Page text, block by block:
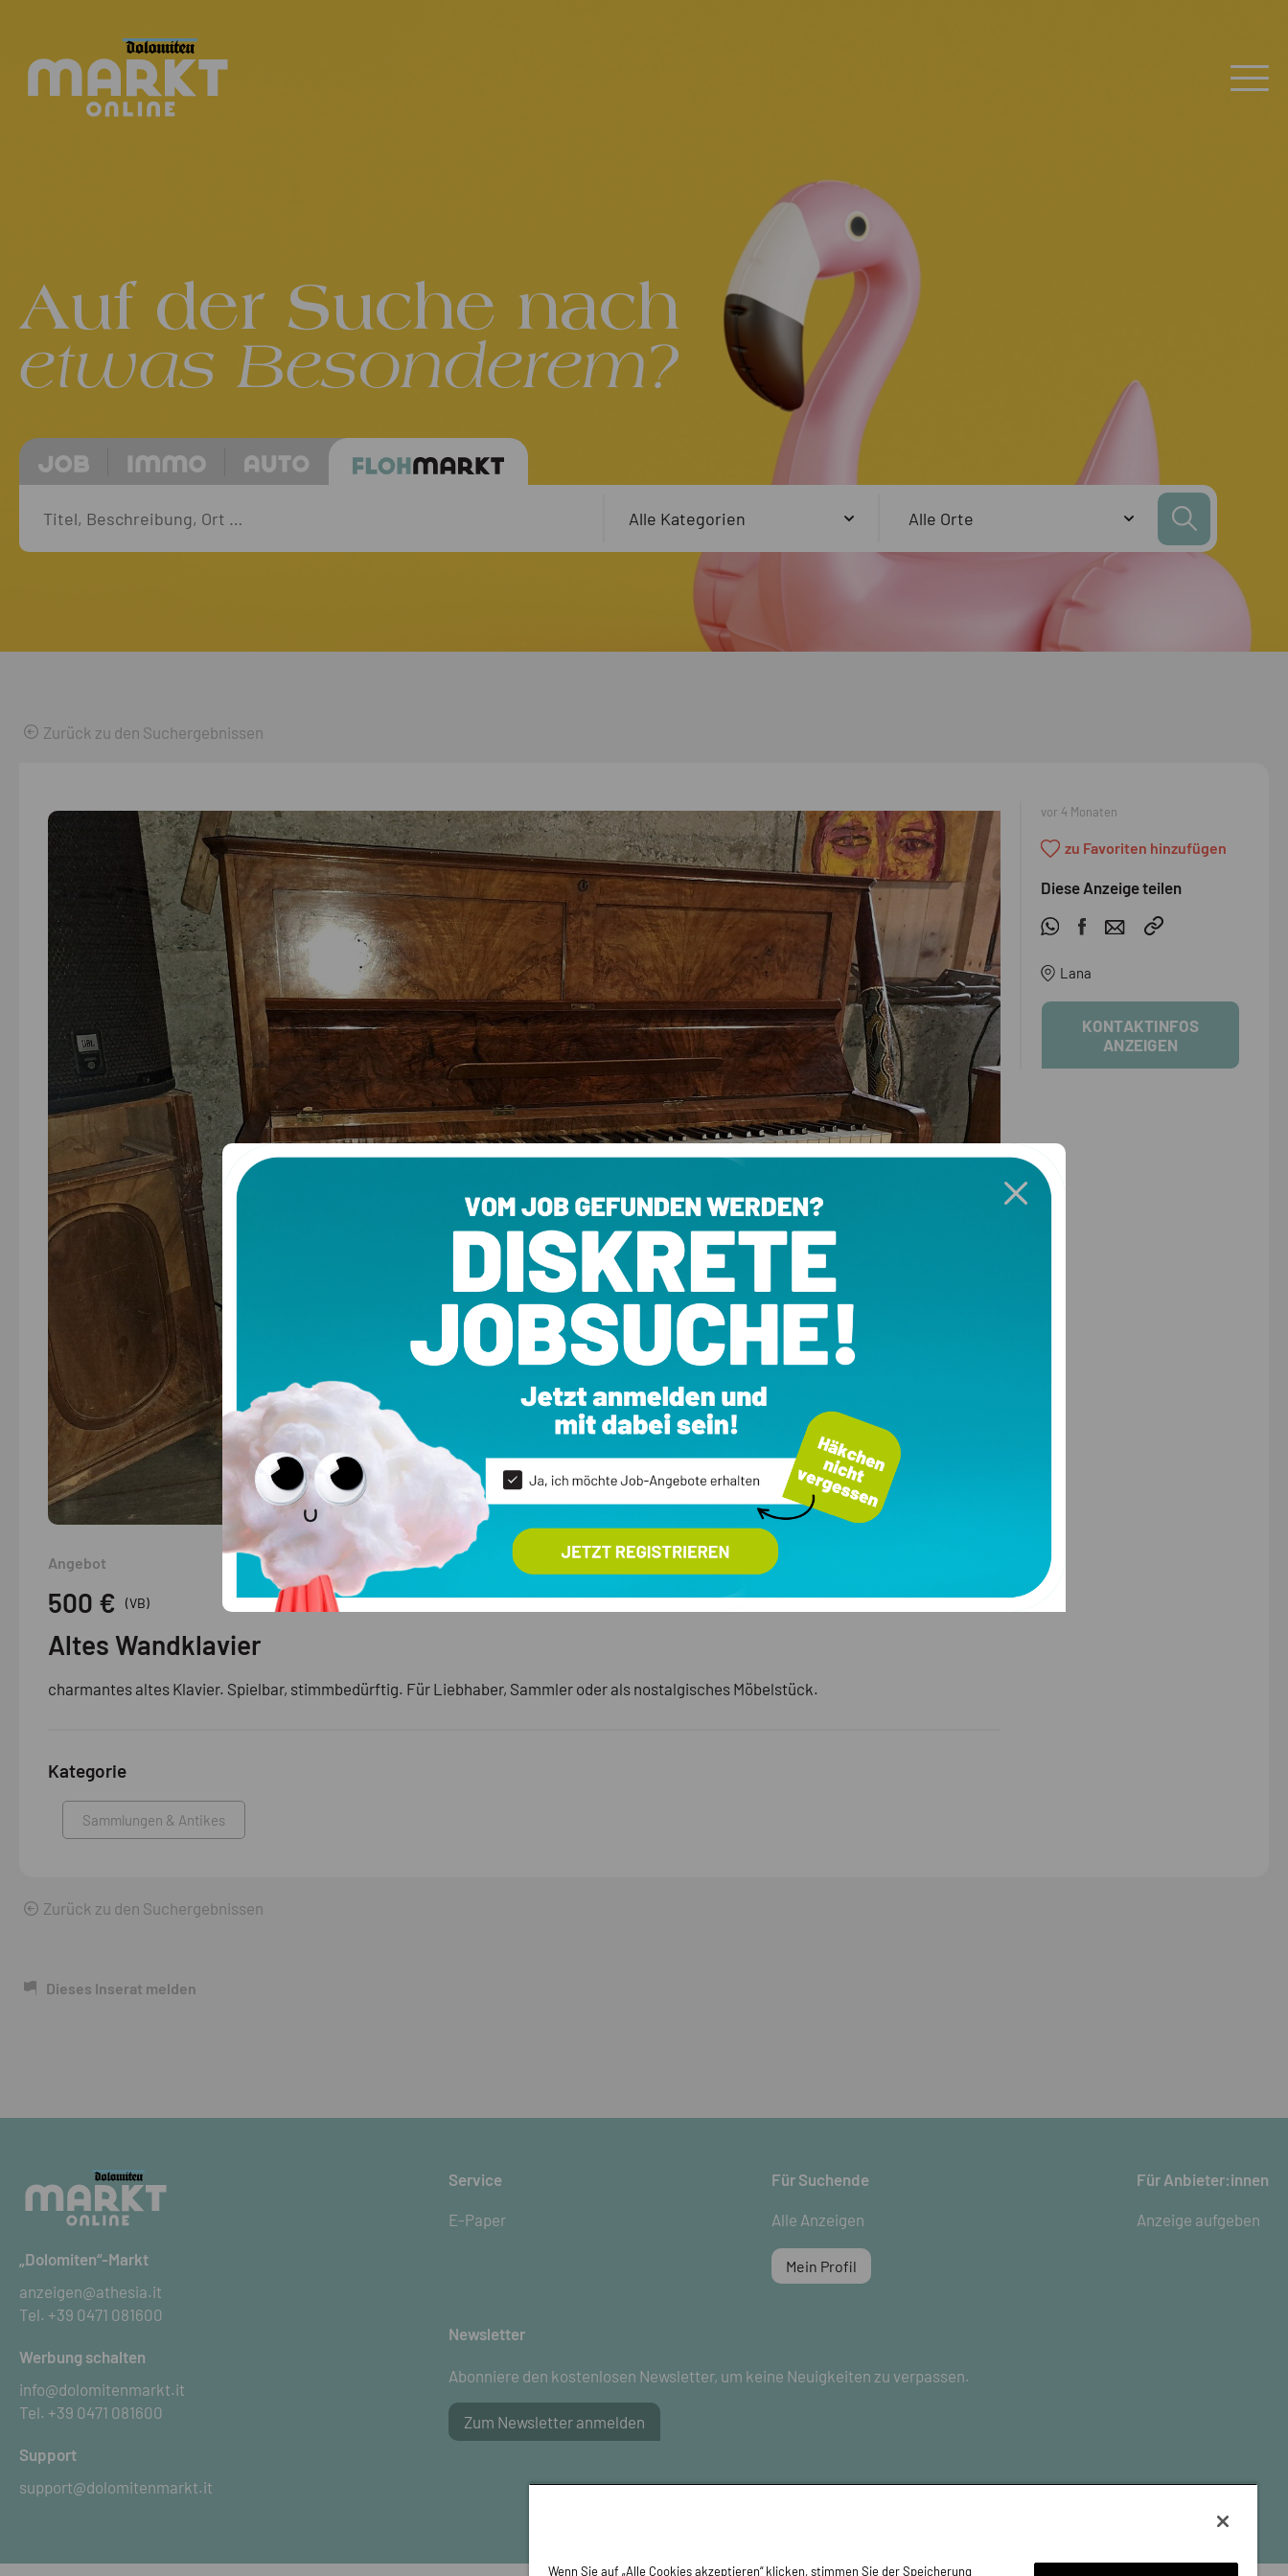
Auf der Suche nach
etwas Besonderem?
Zurück zu den Suchergebnissen
Angebot
500 € (VB)
Altes Wandklavier
charmantes altes Klavier. Spielbar, stimmbedürftig. Für Liebhaber, Sammler oder als nostalgisches Möbelstück.
Kategorie
Sammlungen & Antikes
vor 4 Monaten
zu Favoriten hinzufügen
Diese Anzeige teilen
Lana
KONTAKTINFOS
ANZEIGEN
Zurück zu den Suchergebnissen
Dieses Inserat melden
„Dolomiten“-Markt
anzeigen@athesia.it
Tel. +39 0471 081600
Werbung schalten
info@dolomitenmarkt.it
Tel. +39 0471 081600
Support
support@dolomitenmarkt.it
Service
E-Paper
Für Suchende
Alle Anzeigen
Mein Profil
Für Anbieter:innen
Anzeige aufgeben
Newsletter
Abonniere den kostenlosen Newsletter, um keine Neuigkeiten zu verpassen.
Zum Newsletter anmelden
Wenn Sie auf „Alle Cookies akzeptieren“ klicken, stimmen Sie der Speicherung